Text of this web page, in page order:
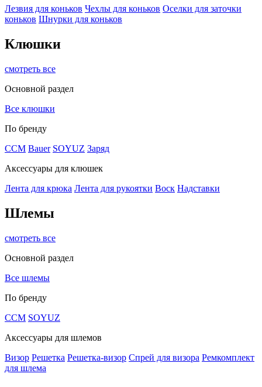
Лезвия для коньков Чехлы для коньков Оселки для заточки
коньков Шнурки для коньков
Клюшки
смотреть все
Основной раздел
Все клюшки
По бренду
CCM Bauer SOYUZ Заряд
Аксессуары для клюшек
Лента для крюка Лента для рукоятки Воск Надставки
Шлемы
смотреть все
Основной раздел
Все шлемы
По бренду
CCM SOYUZ
Аксессуары для шлемов
Визор Решетка Решетка-визор Спрей для визора Ремкомплект
для шлема